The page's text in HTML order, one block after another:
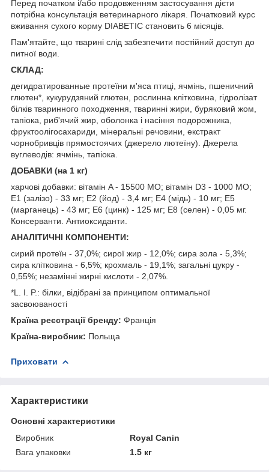
Перед початком і/або продовженням застосування дієти
потрібна консультація ветеринарного лікаря. Початковий курс
вживання сухого корму DIABETIC становить 6 місяців.
Пам'ятайте, що тварині слід забезпечити постійний доступ до
питної води.
СКЛАД:
дегидратированные протеїни м'яса птиці, ячмінь, пшеничний
глютен*, кукурудзяний глютен, рослинна клітковина, гідролізат
білків тваринного походження, тваринні жири, буряковий жом,
тапіока, риб'ячий жир, оболонка і насіння подорожника,
фруктоолігосахариди, мінеральні речовини, екстракт
чорнобривців прямостоячих (джерело лютеїну). Джерела
вуглеводів: ячмінь, тапіока.
ДОБАВКИ (на 1 кг)
харчові добавки: вітамін A - 15500 МО; вітамін D3 - 1000 МО;
E1 (залізо) - 33 мг; E2 (йод) - 3,4 мг; E4 (мідь) - 10 мг; E5
(марганець) - 43 мг; E6 (цинк) - 125 мг; E8 (селен) - 0,05 мг.
Консерванти. Антиоксиданти.
АНАЛІТИЧНІ КОМПОНЕНТИ:
сирий протеїн - 37,0%; сирої жир - 12,0%; сира зола - 5,3%;
сира клітковина - 6,5%; крохмаль - 19,1%; загальні цукру -
0,55%; незамінні жирні кислоти - 2,07%.
*L. I. P.: білки, відібрані за принципом оптимальної
засвоюваності
Країна реєстрації бренду: Франція
Країна-виробник: Польща
Приховати
Характеристики
Основні характеристики
Виробник
Royal Canin
Вага упаковки
1.5 кг